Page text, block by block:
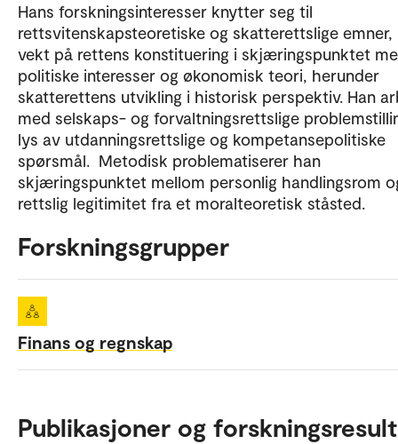
Hans forskningsinteresser knytter seg til
rettsvitenskapsteoretiske og skatterettslige emner,
vekt på rettens konstituering i skjæringspunktet
politiske interesser og økonomisk teori, herunder
skatterettens utvikling i historisk perspektiv. Han
med selskaps- og forvaltningsrettslige
lys av utdanningsrettslige og kompetansepolitiske
spørsmål. Metodisk problematiserer han
skjæringspunktet mellom personlig handlingsrom
rettslig legitimitet fra et moralteoretisk ståsted.
Forskningsgrupper
Finans og regnskap
Publikasjoner og